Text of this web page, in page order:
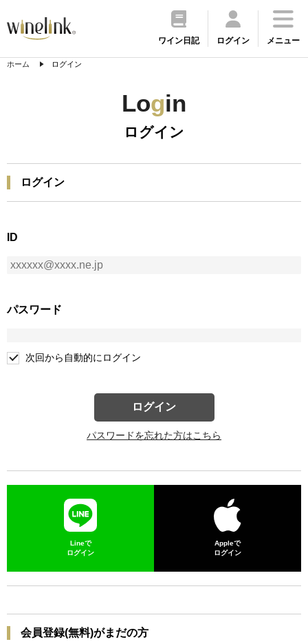
ワイン日記 ログイン メニュー
ホーム ログイン
Login
ログイン
ログイン
ID
パスワード
次回から自動的にログイン
ログイン
パスワードを忘れた方はこちら
Lineで
ログイン
Appleで
ログイン
会員登録(無料)がまだの方